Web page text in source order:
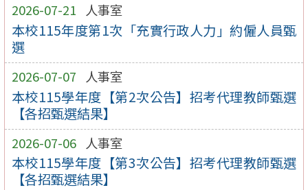
2026-07-21 人事室
本校115年度第1次「充實行政人力」約僱人員甄
選
2026-07-07 人事室
本校115學年度【第2次公告】招考代理教師甄選
【各招甄選結果】
2026-07-06 人事室
本校115學年度【第3次公告】招考代理教師甄選
【各招甄選結果】